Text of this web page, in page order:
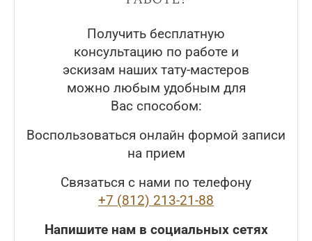
Получить бесплатную
консультацию по работе и
эскизам наших тату-мастеров
можно любым удобным для
Вас способом:
Воспользоваться онлайн формой записи
на прием
Связаться с нами по телефону
+7 (812) 213-21-88
Напишите нам в социальных сетях